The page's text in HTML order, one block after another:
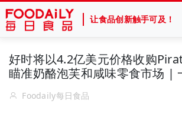
让食品创新触手可及！
好时将以4.2亿美元价格收购
瞄准奶酪泡芙和咸味零食市场 |
Foodaily每日食品